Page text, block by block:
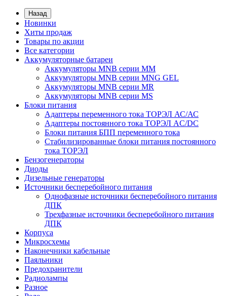
Назад
Новинки
Хиты продаж
Товары по акции
Все категории
Аккумуляторные батареи
Аккумуляторы MNB серии MM
Аккумуляторы MNB серии MNG GEL
Аккумуляторы MNB серии MR
Аккумуляторы MNB серии MS
Блоки питания
Адаптеры переменного тока ТОРЭЛ АС/АС
Адаптеры постоянного тока ТОРЭЛ AC/DC
Блоки питания БПП переменного тока
Стабилизированные блоки питания постоянного
тока ТОРЭЛ
Бензогенераторы
Диоды
Дизельные генераторы
Источники бесперебойного питания
Однофазные источники бесперебойного питания
ДПК
Трехфазные источники бесперебойного питания
ДПК
Корпуса
Микросхемы
Наконечники кабельные
Паяльники
Предохранители
Радиолампы
Разное